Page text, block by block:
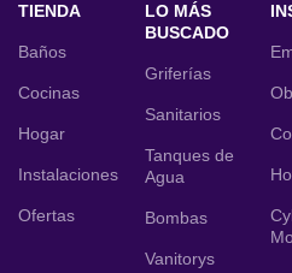
TIENDA
Baños
Cocinas
Hogar
Instalaciones
Ofertas
LO MÁS
BUSCADO
Griferías
Sanitarios
Tanques de
Agua
Bombas
Vanitorys